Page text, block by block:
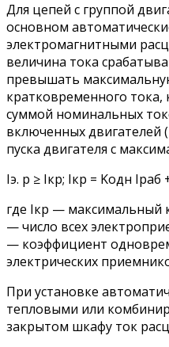
Для цепей с группой
основном
электромагнитными
величина тока
превышать
кратковременного тока,
суммой номинальных
включенных двигателей
пуска двигателя с
Iэ. р ≥ Iкр; Iкр = Kодн Iраб
где Iкр — максимальный
— число всех
— коэффициент
электрических
При установке
тепловыми или
закрытом шкафу ток